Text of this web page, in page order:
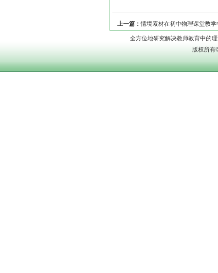
上一篇：情境素材在初中物理课堂教
全方位地研究解决教师教育中的
版权所有